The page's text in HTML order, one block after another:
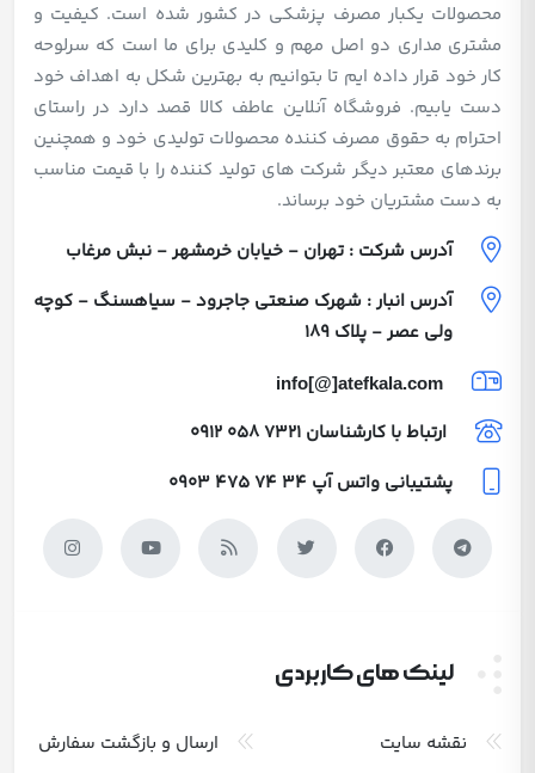
محصولات یکبار مصرف پزشکی در کشور شده است. کیفیت و
مشتری مداری دو اصل مهم و کلیدی برای ما است که سرلوحه
کار خود قرار داده ایم تا بتوانیم به بهترین شکل به اهداف خود
دست یابیم. فروشگاه آنلاین عاطف کالا قصد دارد در راستای
احترام به حقوق مصرف کننده محصولات تولیدی خود و همچنین
برندهای معتبر دیگر شرکت های تولید کننده را با قیمت مناسب
به دست مشتریان خود برساند.
آدرس شرکت : تهران - خیابان خرمشهر - نبش مرغاب
آدرس انبار : شهرک صنعتی جاجرود - سیاهسنگ - کوچه
ولی عصر - پلاک 189
info[@]atefkala.com
ارتباط با کارشناسان 0912 058 7321
پشتیبانی واتس آپ 0903 475 74 34
لینک های کاربردی
نقشه سایت ارسال و بازگشت سفارش